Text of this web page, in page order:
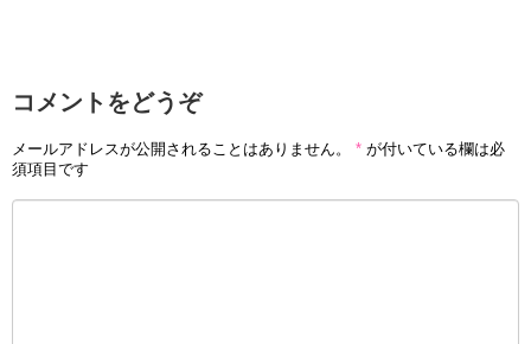
コメントをどうぞ
メールアドレスが公開されることはありません。 * が付いている欄は必
須項目です